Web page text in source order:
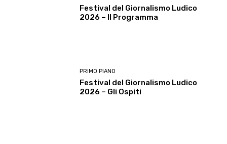
Festival del Giornalismo Ludico
2026 – Il Programma
PRIMO PIANO
Festival del Giornalismo Ludico
2026 – Gli Ospiti